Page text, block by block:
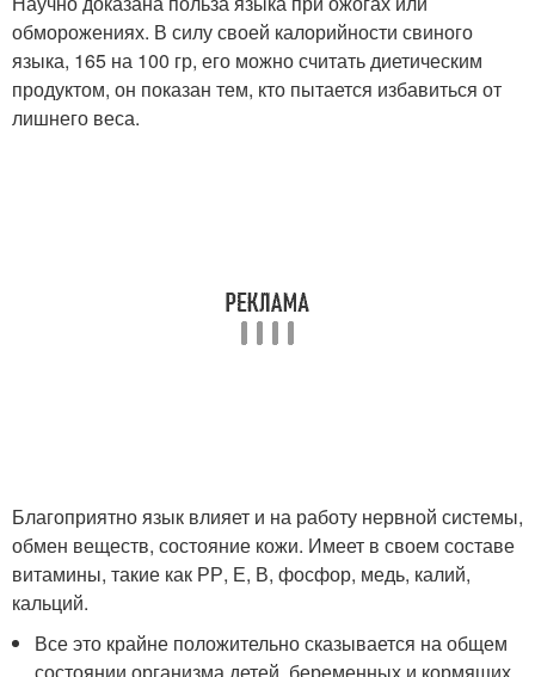
обморожениях. В силу своей калорийности свиного
языка, 165 на 100 гр, его можно считать диетическим
продуктом, он показан тем, кто пытается избавиться от
лишнего веса.
Благоприятно язык влияет и на работу нервной системы,
обмен веществ, состояние кожи. Имеет в своем составе
витамины, такие как РР, Е, В, фосфор, медь, калий,
кальций.
Все это крайне положительно сказывается на общем